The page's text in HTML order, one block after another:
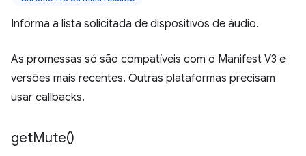
Informa a lista solicitada de dispositivos de áudio.
As promessas só são compatíveis com o Manifest V3 e
versões mais recentes. Outras plataformas precisam
usar callbacks.
getMute()